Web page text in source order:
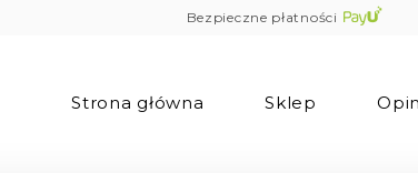
Bezpieczne płatności
Strona główna Sklep